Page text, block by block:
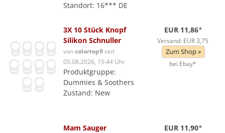
Standort: 16*** DE
3X 10 Stück Knopf
Silikon Schnuller
voncolortop9seit
05.08.2026, 15:44 Uhr
Produktgruppe:
Dummies & Soothers
Zustand: New
EUR 11,86*
Versand: EUR 3,75
Zum Shop »
bei Ebay*
Mam Sauger
EUR 11,90*